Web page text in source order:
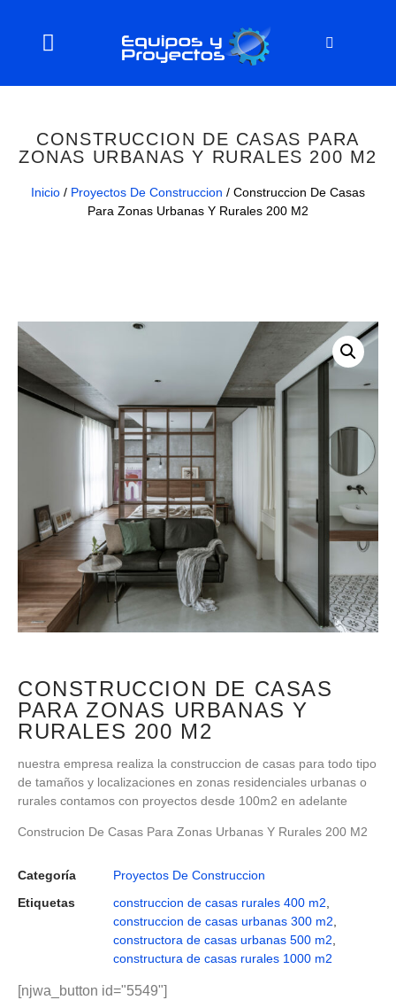
CONSTRUCCION DE CASAS PARA
ZONAS URBANAS Y RURALES 200 M2
Inicio / Proyectos De Construccion / Construccion De Casas
Para Zonas Urbanas Y Rurales 200 M2
CONSTRUCCION DE CASAS
PARA ZONAS URBANAS Y
RURALES 200 M2
nuestra empresa realiza la construccion de casas para todo tipo
de tamaños y localizaciones en zonas residenciales urbanas o
rurales contamos con proyectos desde 100m2 en adelante
Construcion De Casas Para Zonas Urbanas Y Rurales 200 M2
Categoría
Proyectos De Construccion
Etiquetas
construccion de casas rurales 400 m2,
construccion de casas urbanas 300 m2,
constructora de casas urbanas 500 m2,
constructura de casas rurales 1000 m2
[njwa_button id="5549"]